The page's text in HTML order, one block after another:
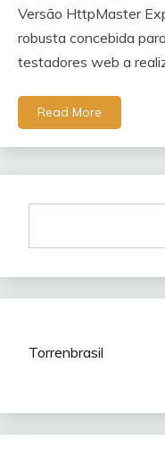
Versão HttpMaster
robusta concebida
testadores web a
Read More
Torrenbrasil